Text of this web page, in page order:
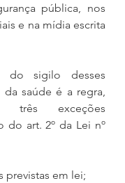
pública, nos
e na mídia escrita
do sigilo desses
saúde é a regra,
três exceções
do art. 2º da Lei nº
previstas em lei;